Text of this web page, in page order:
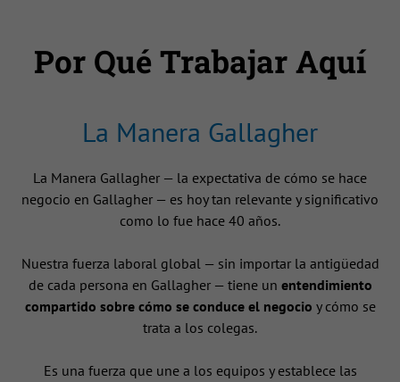
Por Qué Trabajar Aquí
La Manera Gallagher
La Manera Gallagher — la expectativa de cómo se hace
negocio en Gallagher — es hoy tan relevante y significativo
como lo fue hace 40 años.
Nuestra fuerza laboral global — sin importar la antigüedad
de cada persona en Gallagher — tiene un entendimiento
compartido sobre cómo se conduce el negocio y cómo se
trata a los colegas.
Es una fuerza que une a los equipos y establece las